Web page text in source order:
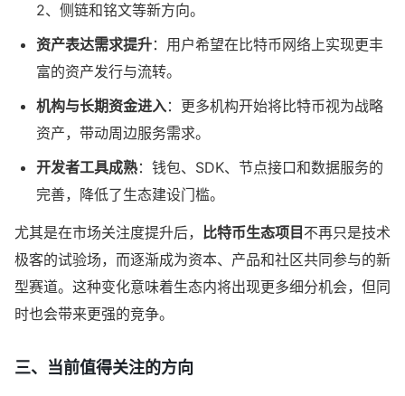
2、侧链和铭文等新方向。
资产表达需求提升：用户希望在比特币网络上实现更丰
富的资产发行与流转。
机构与长期资金进入：更多机构开始将比特币视为战略
资产，带动周边服务需求。
开发者工具成熟：钱包、SDK、节点接口和数据服务的
完善，降低了生态建设门槛。
尤其是在市场关注度提升后， 比特币生态项目 不再只是技术
极客的试验场，而逐渐成为资本、产品和社区共同参与的新
型赛道。这种变化意味着生态内将出现更多细分机会，但同
时也会带来更强的竞争。
三、当前值得关注的方向